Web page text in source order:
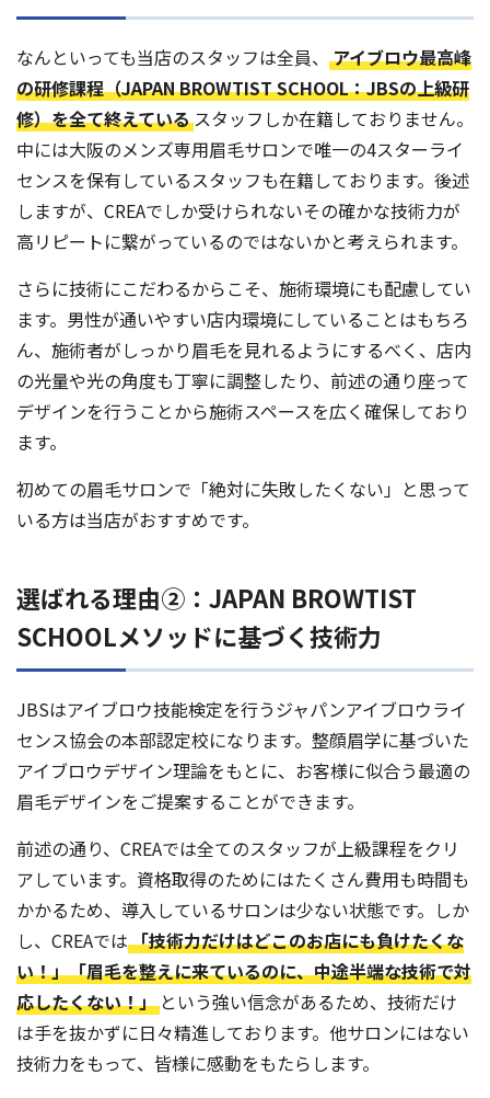
なんといっても当店のスタッフは全員、 アイブロウ最高峰
の研修課程（JAPAN BROWTIST SCHOOL：JBSの上級研
修）を全て終えているスタッフしか在籍しておりません。
中には大阪のメンズ専用眉毛サロンで唯一の4スターライ
センスを保有しているスタッフも在籍しております。後述
しますが、CREAでしか受けられないその確かな技術力が
高リピートに繋がっているのではないかと考えられます。
さらに技術にこだわるからこそ、施術環境にも配慮してい
ます。男性が通いやすい店内環境にしていることはもちろ
ん、施術者がしっかり眉毛を見れるようにするべく、店内
の光量や光の角度も丁寧に調整したり、前述の通り座って
デザインを行うことから施術スペースを広く確保しており
ます。
初めての眉毛サロンで「絶対に失敗したくない」と思って
いる方は当店がおすすめです。
選ばれる理由②：JAPAN BROWTIST
SCHOOLメソッドに基づく技術力
JBSはアイブロウ技能検定を行うジャパンアイブロウライ
センス協会の本部認定校になります。整顔眉学に基づいた
アイブロウデザイン理論をもとに、お客様に似合う最適の
眉毛デザインをご提案することができます。
前述の通り、CREAでは全てのスタッフが上級課程をクリ
アしています。資格取得のためにはたくさん費用も時間も
かかるため、導入しているサロンは少ない状態です。しか
し、CREAでは「技術力だけはどこのお店にも負けたくな
い！」「眉毛を整えに来ているのに、中途半端な技術で対
応したくない！」 という強い信念があるため、技術だけ
は手を抜かずに日々精進しております。他サロンにはない
技術力をもって、皆様に感動をもたらします。